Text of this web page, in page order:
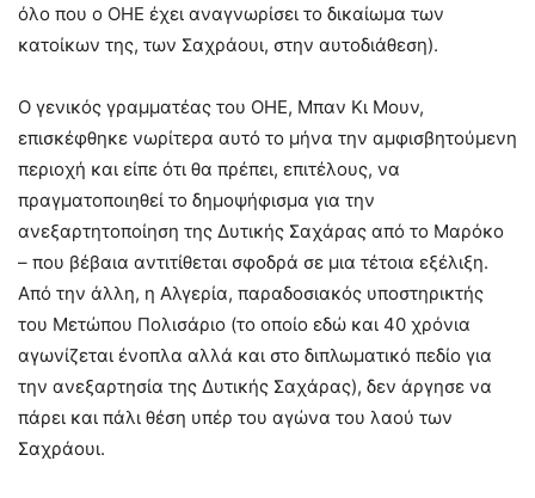
όλο που ο ΟΗΕ έχει αναγνωρίσει το δικαίωμα των
κατοίκων της, των Σαχράουι, στην αυτοδιάθεση).
Ο γενικός γραμματέας του ΟΗΕ, Μπαν Κι Μουν,
επισκέφθηκε νωρίτερα αυτό το μήνα την αμφισβητούμενη
περιοχή και είπε ότι θα πρέπει, επιτέλους, να
πραγματοποιηθεί το δημοψήφισμα για την
ανεξαρτητοποίηση της Δυτικής Σαχάρας από το Μαρόκο
– που βέβαια αντιτίθεται σφοδρά σε μια τέτοια εξέλιξη.
Από την άλλη, η Αλγερία, παραδοσιακός υποστηρικτής
του Μετώπου Πολισάριο (το οποίο εδώ και 40 χρόνια
αγωνίζεται ένοπλα αλλά και στο διπλωματικό πεδίο για
την ανεξαρτησία της Δυτικής Σαχάρας), δεν άργησε να
πάρει και πάλι θέση υπέρ του αγώνα του λαού των
Σαχράουι.